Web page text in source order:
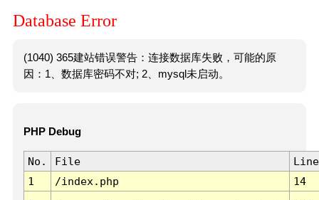
Database Error
(1040) 365建站错误警告：连接数据库失败，可能的原
因：1、数据库密码不对; 2、mysql未启动。
PHP Debug
No. File
Line
1
/index.php 14